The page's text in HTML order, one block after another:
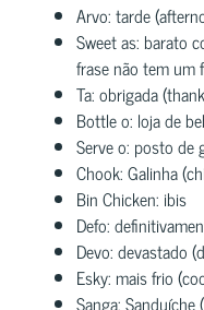
Arvo: tarde
Sweet as: barato
frase não tem um
Ta: obrigada
Bottle o: loja de
Serve o: posto de
Chook: Galinha
Bin Chicken: ibis
Defo:
Devo: devastado
Esky: mais frio
Sanga: Sanduíche